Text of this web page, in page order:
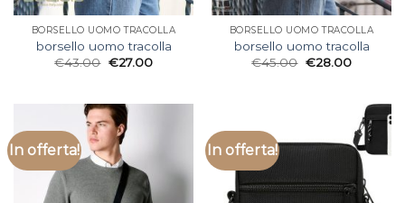
BORSELLO UOMO TRACOLLA
borsello uomo tracolla
€43.00 €27.00
BORSELLO UOMO TRACOLLA
borsello uomo tracolla
€45.00 €28.00
In offerta! In offerta!